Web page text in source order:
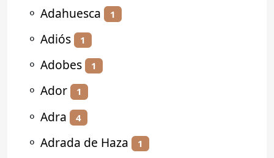
⚬ Adahuesca 1
⚬ Adiós 1
⚬ Adobes 1
⚬ Ador 1
⚬ Adra 4
⚬ Adrada de Haza 1